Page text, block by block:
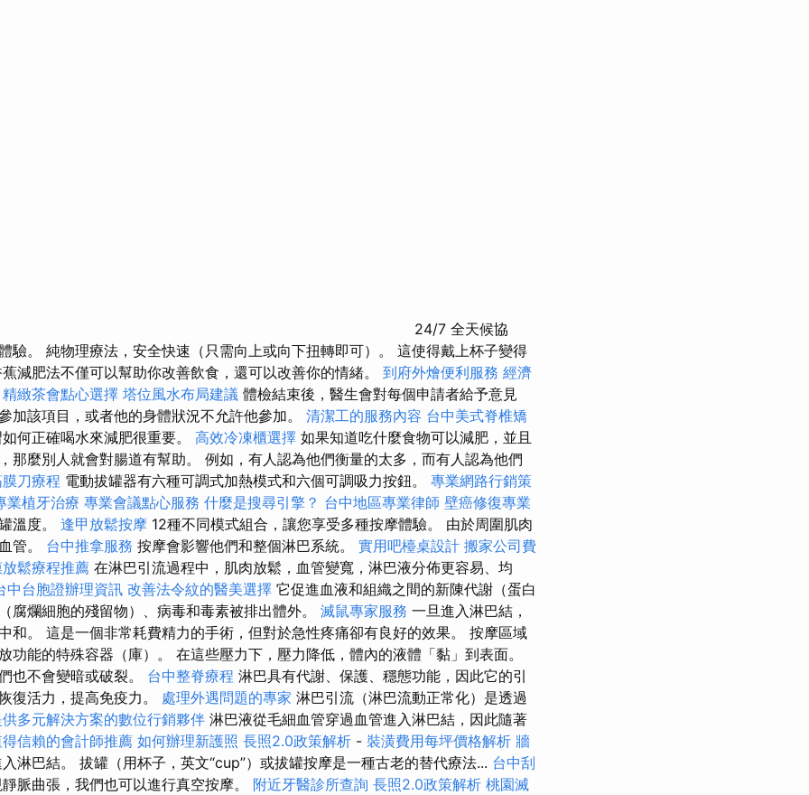
24/7 全天候協
驗。 純物理療法，安全快速（只需向上或向下扭轉即可）。 這使得戴上杯子變得
減肥法不僅可以幫助你改善飲食，還可以改善你的情緒。 到府外燴便利服務 經濟
精緻茶會點心選擇 塔位風水布局建議 體檢結束後，醫生會對每個申請者給予意見
該項目，或者他的身體狀況不允許他參加。 清潔工的服務內容 台中美式脊椎矯
何正確喝水來減肥很重要。 高效冷凍櫃選擇 如果知道吃什麼食物可以減肥，並且
那麼別人就會對腸道有幫助。 例如，有人認為他們衡量的太多，而有人認為他們
刀療程 電動拔罐器有六種可調式加熱模式和六個可調吸力按鈕。 專業網路行銷策
業植牙治療 專業會議點心服務 什麼是搜尋引擎？ 台中地區專業律師 壁癌修復專業
溫度。 逢甲放鬆按摩 12種不同模式組合，讓您享受多種按摩體驗。 由於周圍肌肉
管。 台中推拿服務 按摩會影響他們和整個淋巴系統。 實用吧檯桌設計 搬家公司費
鬆療程推薦 在淋巴引流過程中，肌肉放鬆，血管變寬，淋巴液分佈更容易、均
中台胞證辦理資訊 改善法令紋的醫美選擇 它促進血液和組織之間的新陳代謝（蛋白
腐爛細胞的殘留物）、病毒和毒素被排出體外。 滅鼠專家服務 一旦進入淋巴結，
和。 這是一個非常耗費精力的手術，但對於急性疼痛卻有良好的效果。 按摩區域
功能的特殊容器（庫）。 在這些壓力下，壓力降低，體內的液體「黏」到表面。
也不會變暗或破裂。 台中整脊療程 淋巴具有代謝、保護、穩態功能，因此它的引
復活力，提高免疫力。 處理外遇問題的專家 淋巴引流（淋巴流動正常化）是透過
多元解決方案的數位行銷夥伴 淋巴液從毛細血管穿過血管進入淋巴結，因此隨著
信賴的會計師推薦 如何辦理新護照 長照2.0政策解析 - 裝潢費用每坪價格解析 牆
淋巴結。 拔罐（用杯子，英文“cup”）或拔罐按摩是一種古老的替代療法... 台中刮
脈曲張，我們也可以進行真空按摩。 附近牙醫診所查詢 長照2.0政策解析 桃園滅